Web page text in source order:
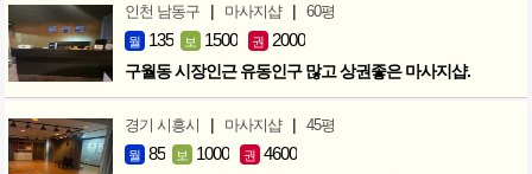
인천 남동구 | 마사지샵 | 60평
월 135 보 1500 권 2000
구월동 시장인근 유동인구 많고 상권좋은 마사지샵.
경기 시흥시 | 마사지샵 | 45평
월 85 보 1000 권 4600